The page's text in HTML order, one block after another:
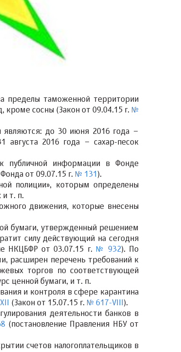
пределы таможенной территории
сосны (Закон от 09.04.15 г. №
являются: до 30 июня 2016 года –
2016 года – сахар-песок
публичной информации в Фонде
от 09.07.15 г. № 131 ).
полиции», которым определены
и т. п.
движения, которые внесены
бумаги, утвержденный решением
силу действующий на сегодня
НКЦБФР от 03.07.15 г. № 932). По
расширен перечень требований к
торгов по соответствующей
ценной бумаги, и т. п.
и контроля в сфере карантина
(Закон от 15.07.15 г. № 617-VIII ).
деятельности банков в
(постановление Правления НБУ от
счетов налогоплательщиков в